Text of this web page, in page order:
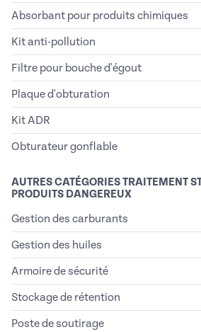
Absorbant pour produits chimiques
Kit anti-pollution
Filtre pour bouche d'égout
Plaque d'obturation
Kit ADR
Obturateur gonflable
AUTRES CATÉGORIES TRAITEMENT
PRODUITS DANGEREUX
Gestion des carburants
Gestion des huiles
Armoire de sécurité
Stockage de rétention
Poste de soutirage